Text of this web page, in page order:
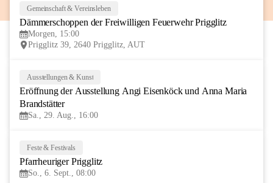
Gemeinschaft & Vereinsleben
Dämmerschoppen der Freiwilligen Feuerwehr Prigglitz
Morgen, 15:00
Prigglitz 39, 2640 Prigglitz, AUT
AUG
Ausstellungen & Kunst
Eröffnung der Ausstellung Angi Eisenköck und Anna Maria
Brandstätter
Sa., 29. Aug., 16:00
Feste & Festivals
Pfarrheuriger Prigglitz
So., 6. Sept., 08:00